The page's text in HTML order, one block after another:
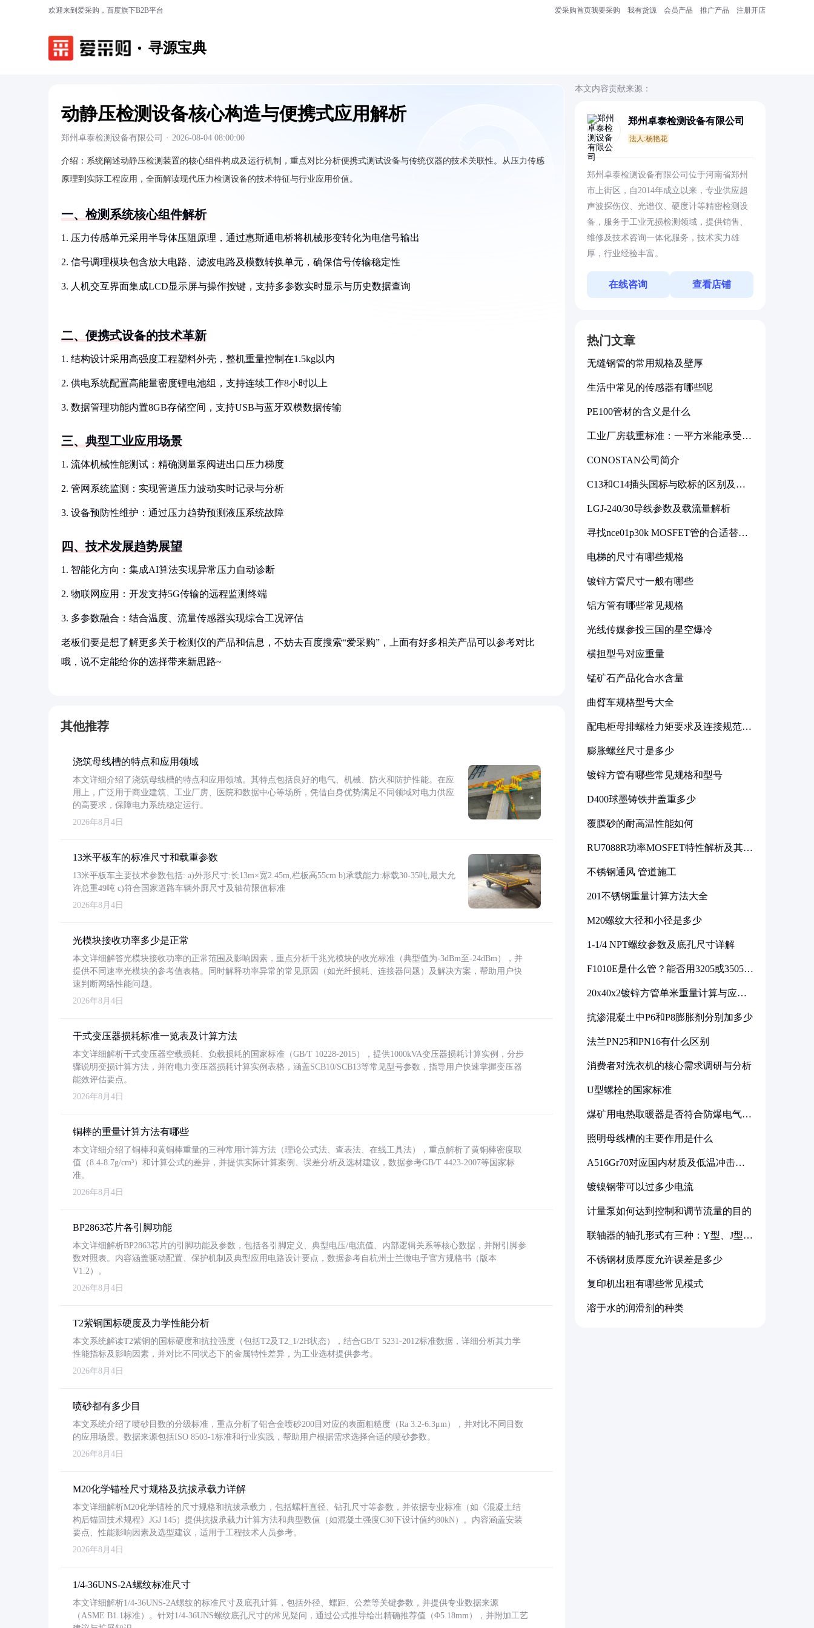
欢迎来到爱采购，百度旗下B2B平台 爱采购首页我要采购 我有货源 会员产品 推广产品 注册开店
寻源宝典
动静压检测设备核心构造与便携式应用解析
郑州卓泰检测设备有限公司 · 2026-08-04 08:00:00
介绍： 系统阐述动静压检测装置的核心组件构成及运行机制，重点对比分析便携式测试设备与传统仪器的技术关联性。从压力传感
原理到实际工程应用，全面解读现代压力检测设备的技术特征与行业应用价值。
一、检测系统核心组件解析
1. 压力传感单元采用半导体压阻原理，通过惠斯通电桥将机械形变转化为电信号输出
2. 信号调理模块包含放大电路、滤波电路及模数转换单元，确保信号传输稳定性
3. 人机交互界面集成LCD显示屏与操作按键，支持多参数实时显示与历史数据查询
二、便携式设备的技术革新
1. 结构设计采用高强度工程塑料外壳，整机重量控制在1.5kg以内
2. 供电系统配置高能量密度锂电池组，支持连续工作8小时以上
3. 数据管理功能内置8GB存储空间，支持USB与蓝牙双模数据传输
三、典型工业应用场景
1. 流体机械性能测试：精确测量泵阀进出口压力梯度
2. 管网系统监测：实现管道压力波动实时记录与分析
3. 设备预防性维护：通过压力趋势预测液压系统故障
四、技术发展趋势展望
1. 智能化方向：集成AI算法实现异常压力自动诊断
2. 物联网应用：开发支持5G传输的远程监测终端
3. 多参数融合：结合温度、流量传感器实现综合工况评估
老板们要是想了解更多关于检测仪的产品和信息，不妨去百度搜索“爱采购”，上面有好多相关产品可以参考对比
哦，说不定能给你的选择带来新思路~
其他推荐
浇筑母线槽的特点和应用领域
本文详细介绍了浇筑母线槽的特点和应用领域。其特点包括良好的电气、机械、防火和防护性能。在应
用上，广泛用于商业建筑、工业厂房、医院和数据中心等场所，凭借自身优势满足不同领域对电力供应
的高要求，保障电力系统稳定运行。
2026年8月4日
13米平板车的标准尺寸和载重参数
13米平板车主要技术参数包括: a)外形尺寸:长13m×宽2.45m,栏板高55cm b)承载能力:标载30-35吨,最大允
许总重49吨 c)符合国家道路车辆外廓尺寸及轴荷限值标准
2026年8月4日
光模块接收功率多少是正常
本文详细解答光模块接收功率的正常范围及影响因素，重点分析千兆光模块的收光标准（典型值为-3dBm至-24dBm），并
提供不同速率光模块的参考值表格。同时解释功率异常的常见原因（如光纤损耗、连接器问题）及解决方案，帮助用户快
速判断网络性能问题。
2026年8月4日
干式变压器损耗标准一览表及计算方法
本文详细解析干式变压器空载损耗、负载损耗的国家标准（GB/T 10228-2015），提供1000kVA变压器损耗计算实例，分步
骤说明变损计算方法，并附电力变压器损耗计算实例表格，涵盖SCB10/SCB13等常见型号参数，指导用户快速掌握变压器
能效评估要点。
2026年8月4日
铜棒的重量计算方法有哪些
本文详细介绍了铜棒和黄铜棒重量的三种常用计算方法（理论公式法、查表法、在线工具法），重点解析了黄铜棒密度取
值（8.4-8.7g/cm³）和计算公式的差异，并提供实际计算案例、误差分析及选材建议，数据参考GB/T 4423-2007等国家标
准。
2026年8月4日
BP2863芯片各引脚功能
本文详细解析BP2863芯片的引脚功能及参数，包括各引脚定义、典型电压/电流值、内部逻辑关系等核心数据，并附引脚参
数对照表。内容涵盖驱动配置、保护机制及典型应用电路设计要点，数据参考自杭州士兰微电子官方规格书（版本
V1.2）。
2026年8月4日
T2紫铜国标硬度及力学性能分析
本文系统解读T2紫铜的国标硬度和抗拉强度（包括T2及T2_1/2H状态），结合GB/T 5231-2012标准数据，详细分析其力学
性能指标及影响因素，并对比不同状态下的金属特性差异，为工业选材提供参考。
2026年8月4日
喷砂都有多少目
本文系统介绍了喷砂目数的分级标准，重点分析了铝合金喷砂200目对应的表面粗糙度（Ra 3.2-6.3μm），并对比不同目数
的应用场景。数据来源包括ISO 8503-1标准和行业实践，帮助用户根据需求选择合适的喷砂参数。
2026年8月4日
M20化学锚栓尺寸规格及抗拔承载力详解
本文详细解析M20化学锚栓的尺寸规格和抗拔承载力，包括螺杆直径、钻孔尺寸等参数，并依据专业标准（如《混凝土结
构后锚固技术规程》JGJ 145）提供抗拔承载力计算方法和典型数值（如混凝土强度C30下设计值约80kN）。内容涵盖安装
要点、性能影响因素及选型建议，适用于工程技术人员参考。
2026年8月4日
1/4-36UNS-2A螺纹标准尺寸
本文详细解析1/4-36UNS-2A螺纹的标准尺寸及底孔计算，包括外径、螺距、公差等关键参数，并提供专业数据来源
（ASME B1.1标准）。针对1/4-36UNS螺纹底孔尺寸的常见疑问，通过公式推导给出精确推荐值（Φ5.18mm），并附加工艺
本文内容贡献来源：
郑州卓泰检测设备有限公司
法人:杨艳花
郑州卓泰检测设备有限公司位于河南省郑州
市上街区，自2014年成立以来，专业供应超
声波探伤仪、光谱仪、硬度计等精密检测设
备，服务于工业无损检测领域，提供销售、
维修及技术咨询一体化服务，技术实力雄
厚，行业经验丰富。
在线咨询 查看店铺
热门文章
无缝钢管的常用规格及壁厚
生活中常见的传感器有哪些呢
PE100管材的含义是什么
工业厂房载重标准：一平方米能承受多
CONOSTAN公司简介
C13和C14插头国标与欧标的区别及其
LGJ-240/30导线参数及载流量解析
寻找nce01p30k MOSFET管的合适替代
电梯的尺寸有哪些规格
镀锌方管尺寸一般有哪些
铝方管有哪些常见规格
光线传媒参投三国的星空爆冷
横担型号对应重量
锰矿石产品化合水含量
曲臂车规格型号大全
配电柜母排螺栓力矩要求及连接规范详
膨胀螺丝尺寸是多少
镀锌方管有哪些常见规格和型号
D400球墨铸铁井盖重多少
覆膜砂的耐高温性能如何
RU7088R功率MOSFET特性解析及其在
不锈钢通风 管道施工
201不锈钢重量计算方法大全
M20螺纹大径和小径是多少
1-1/4 NPT螺纹参数及底孔尺寸详解
F1010E是什么管？能否用3205或3505代
20x40x2镀锌方管单米重量计算与应用
抗渗混凝土中P6和P8膨胀剂分别加多少
法兰PN25和PN16有什么区别
消费者对洗衣机的核心需求调研与分析
U型螺栓的国家标准
煤矿用电热取暖器是否符合防爆电气设
照明母线槽的主要作用是什么
A516Gr70对应国内材质及低温冲击要
镀镍钢带可以过多少电流
计量泵如何达到控制和调节流量的目的
联轴器的轴孔形式有三种：Y型、J型、
不锈钢材质厚度允许误差是多少
复印机出租有哪些常见模式
溶于水的润滑剂的种类